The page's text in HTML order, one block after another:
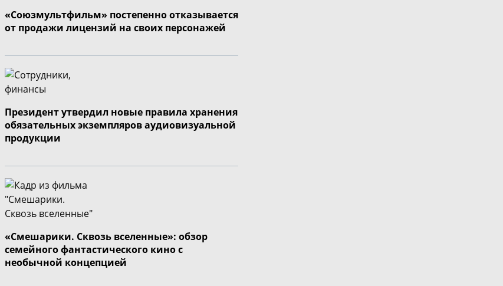
«Союзмультфильм» постепенно отказывается
от продажи лицензий на своих персонажей
Президент утвердил новые правила хранения
обязательных экземпляров аудиовизуальной
продукции
«Смешарики. Сквозь вселенные»: обзор
семейного фантастического кино с
необычной концепцией